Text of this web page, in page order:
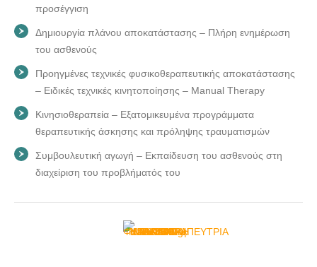
προσέγγιση
Δημιουργία πλάνου αποκατάστασης – Πλήρη ενημέρωση
του ασθενούς
Προηγμένες τεχνικές φυσικοθεραπευτικής αποκατάστασης
– Ειδικές τεχνικές κινητοποίησης – Manual Therapy
Κινησιοθεραπεία – Εξατομικευμένα προγράμματα
θεραπευτικής άσκησης και πρόληψης τραυματισμών
Συμβουλευτική αγωγή – Εκπαίδευση του ασθενούς στη
διαχείριση του προβλήματός του